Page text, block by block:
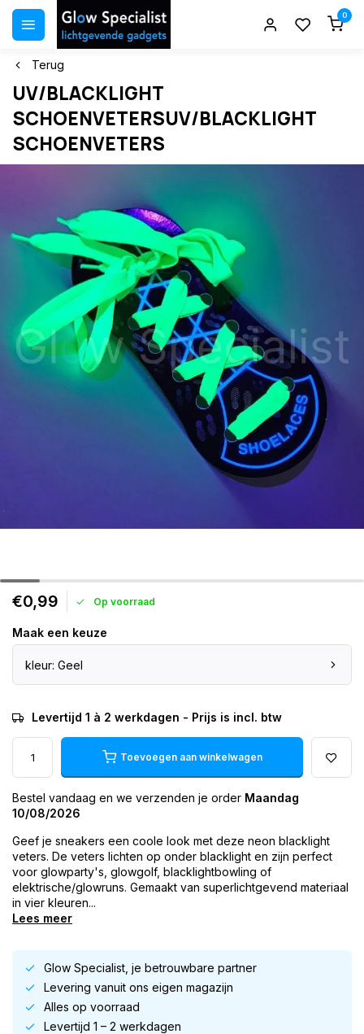
0
Terug
UV/BLACKLIGHT
SCHOENVETERSUV/BLACKLIGHT
SCHOENVETERS
€0,99 Op voorraad
Maak een keuze
kleur: Geel
Levertijd 1 à 2 werkdagen - Prijs is incl. btw
Toevoegen aan winkelwagen
Bestel vandaag en we verzenden je order Maandag
10/08/2026
Geef je sneakers een coole look met deze neon blacklight
veters. De veters lichten op onder blacklight en zijn perfect
voor glowparty's, glowgolf, blacklightbowling of
elektrische/glowruns. Gemaakt van superlichtgevend materiaal
in vier kleuren...
Lees meer
Glow Specialist, je betrouwbare partner
Levering vanuit ons eigen magazijn
Alles op voorraad
Levertijd 1 – 2 werkdagen